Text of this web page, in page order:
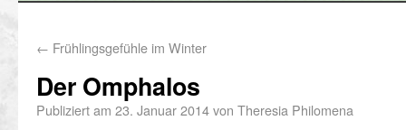
← Frühlingsgefühle im Winter
Der Omphalos
Publiziert am 23. Januar 2014von Theresia Philomena